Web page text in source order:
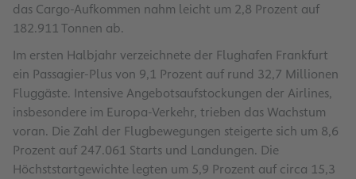
das Cargo-Aufkommen nahm leicht um 2,8 Prozent auf
182.911 Tonnen ab.
Im ersten Halbjahr verzeichnete der Flughafen Frankfurt
ein Passagier-Plus von 9,1 Prozent auf rund 32,7 Millionen
Fluggäste. Intensive Angebotsaufstockungen der Airlines,
insbesondere im Europa-Verkehr, trieben das Wachstum
voran. Die Zahl der Flugbewegungen steigerte sich um 8,6
Prozent auf 247.061 Starts und Landungen. Die
Höchststartgewichte legten um 5,9 Prozent auf circa 15,3